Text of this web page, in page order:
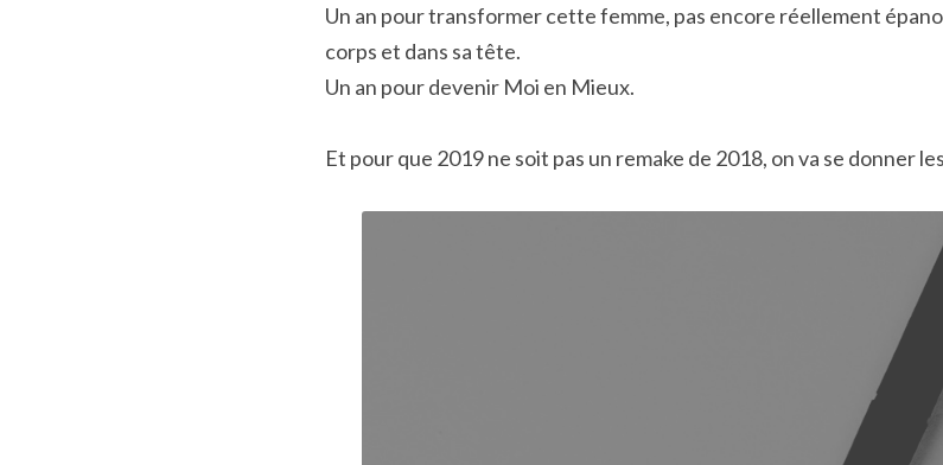
Un an pour transformer cette femme, pas encore réellement
corps et dans sa tête.
Un an pour devenir Moi en Mieux.
Et pour que 2019 ne soit pas un remake de 2018, on va se donner